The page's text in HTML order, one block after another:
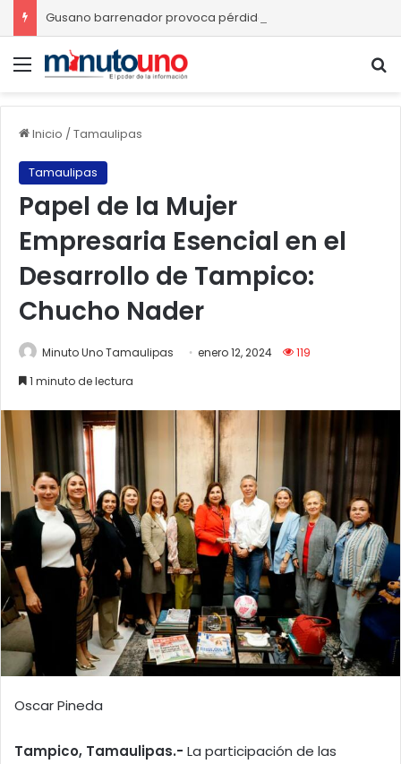
Menú
Inicio /Tamaulipas
Tamaulipas
Papel de la Mujer
Empresaria Esencial en el
Desarrollo de Tampico:
Chucho Nader
Minuto Uno Tamaulipas enero 12, 2024
119
1 minuto de lectura
Oscar Pineda
Tampico, Tamaulipas.- La participación de las